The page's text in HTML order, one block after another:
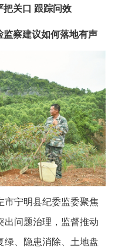
把关口 跟踪问效
监察建议如何落地有声
市宁明县纪委监委聚焦
出问题治理，监督推动
绿、隐患消除、土地盘